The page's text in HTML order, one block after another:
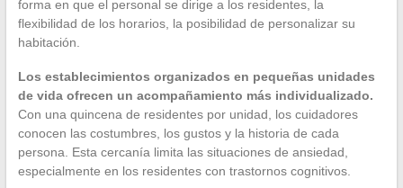
forma en que el personal se dirige a los residentes, la
flexibilidad de los horarios, la posibilidad de personalizar su
habitación.
Los establecimientos organizados en pequeñas unidades
de vida ofrecen un acompañamiento más individualizado.
Con una quincena de residentes por unidad, los cuidadores
conocen las costumbres, los gustos y la historia de cada
persona. Esta cercanía limita las situaciones de ansiedad,
especialmente en los residentes con trastornos cognitivos.